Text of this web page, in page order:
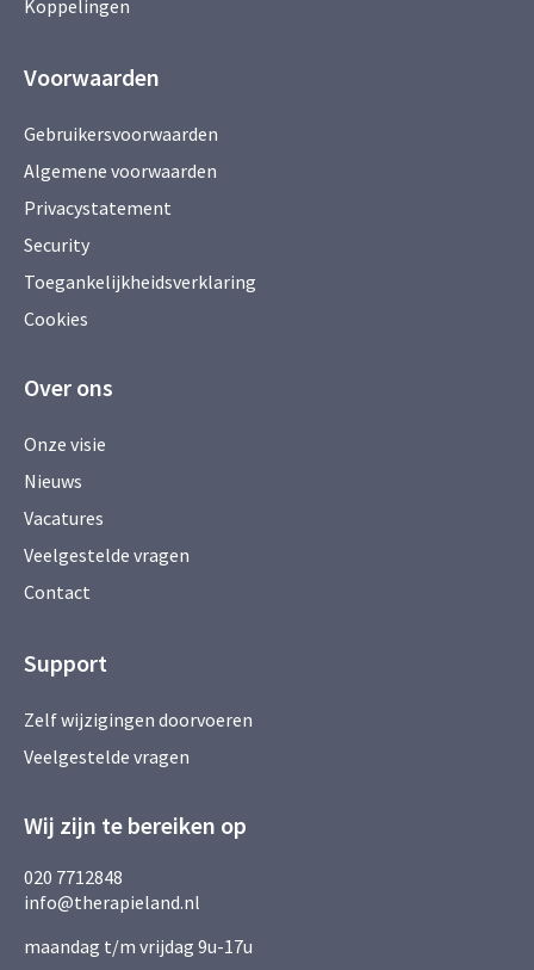
Koppelingen
Voorwaarden
Gebruikersvoorwaarden
Algemene voorwaarden
Privacystatement
Security
Toegankelijkheidsverklaring
Cookies
Over ons
Onze visie
Nieuws
Vacatures
Veelgestelde vragen
Contact
Support
Zelf wijzigingen doorvoeren
Veelgestelde vragen
Wij zijn te bereiken op
020 7712848
info@therapieland.nl
maandag t/m vrijdag 9u-17u